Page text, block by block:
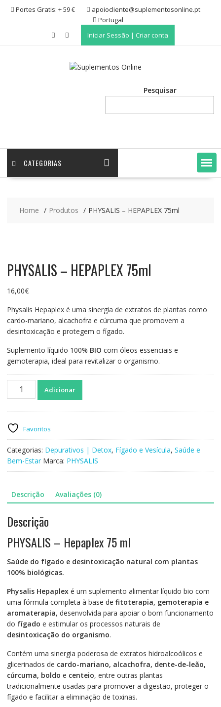
Skip Portes Gratis: + 59 €
apoiocliente@suplementosonline.pt
Portugal
Iniciar Sessão | Criar conta
Pesquisar
CATEGORIAS
Home Produtos PHYSALIS – HEPAPLEX 75ml
PHYSALIS – HEPAPLEX 75ml
16,00€
Physalis Hepaplex é uma sinergia de extratos de plantas como
cardo-mariano, alcachofra e cúrcuma que promovem a
desintoxicação e protegem o fígado.
Suplemento líquido 100% BIO com óleos essenciais e
gemoterapia, ideal para revitalizar o organismo.
Quantidade
HEPAPLEX
75ml
Adicionar
Favoritos
Categorias: Depurativos | Detox, Fígado e Vesícula, Saúde e
Bem-Estar Marca: PHYSALIS
Descrição Avaliações (0)
Descrição
PHYSALIS – Hepaplex 75 ml
Saúde do fígado e desintoxicação natural com plantas
100% biológicas.
Physalis Hepaplexé um suplemento alimentar líquido bio com
uma fórmula completa à base de fitoterapia, gemoterapia e
aromaterapia, desenvolvida para apoiar o bom funcionamento
do fígado e estimular os processos naturais de
desintoxicação do organismo.
Contém uma sinergia poderosa de extratos hidroalcoólicos e
glicerinados de cardo-mariano, alcachofra, dente-de-leão,
cúrcuma, boldo e centeio, entre outras plantas
tradicionalmente usadas para promover a digestão, proteger o
fígado e facilitar a eliminação de toxinas.